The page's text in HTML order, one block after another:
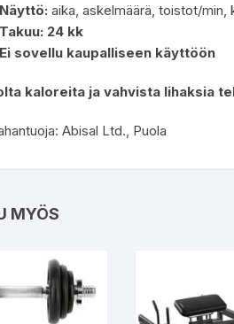
Näyttö: aika, askelmäärä, toistot/min,
Takuu: 24 kk
Ei sovellu kaupalliseen käyttöön
kaloreita ja vahvista lihaksia
Abisal Ltd., Puola
MYÖS